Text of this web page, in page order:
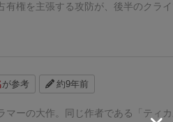
有権を主張する攻防が、後半のクラ
。プレイは、怖い顔三部作共通のアク
なのに対して、メキシカとクスコ
ルで囲むだけなのですが、悩ましい…
て囲むのがベストか難しいかもしれま
も、内陸でも2マス運河6枚で長方形
が参考 約9年前
マーの大作。
同じ作者である「ティ